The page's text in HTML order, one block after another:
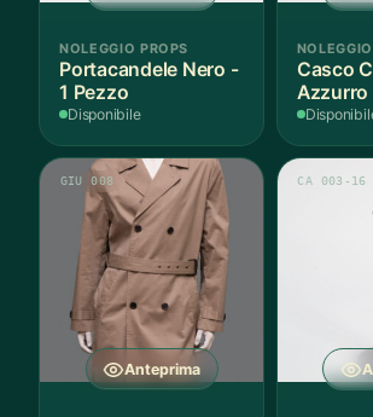
NOLEGGIO PROPS
Portacandele Nero -
1 Pezzo
Disponibile
Casco
Azzurro
Anteprima
GIU 008 CA 003-16